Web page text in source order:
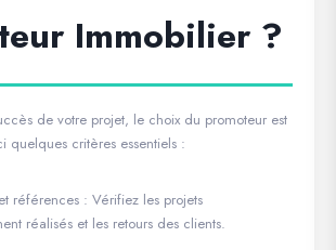
Immobilier ?
de votre projet, le choix du promoteur est
quelques critères essentiels :
références : Vérifiez les projets
réalisés et les retours des clients.